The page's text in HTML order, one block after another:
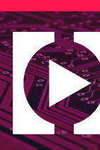
Saltar
al
contenido